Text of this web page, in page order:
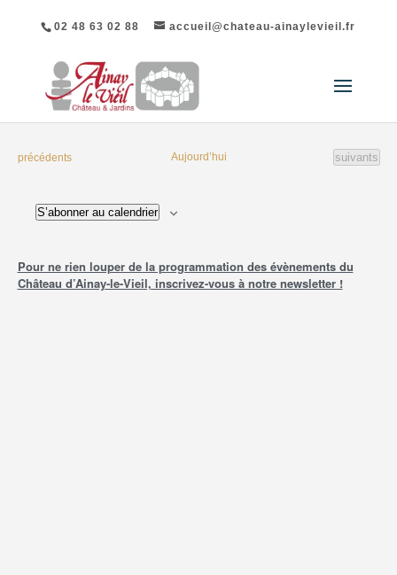
02 48 63 02 88 accueil@chateau-ainaylevieil.fr
Évènements
précédents Aujourd’hui suivants
S’abonner au calendrier
Pour ne rien louper de la programmation des évènements du
Château d’Ainay-le-Vieil, inscrivez-vous à notre newsletter !